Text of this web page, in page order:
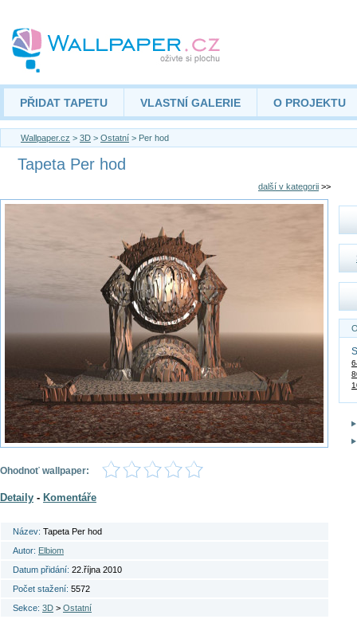
PŘIDAT TAPETU VLASTNÍ GALERIE O PROJEKTU
Wallpaper.cz > 3D > Ostatní > Per hod
Tapeta Per hod
další v kategorii >>
Ohodnoť wallpaper:
Detaily - Komentáře
Název: Tapeta Per hod
Autor: Elbiom
Datum přidání: 22.října 2010
Počet stažení: 5572
Sekce: 3D > Ostatní